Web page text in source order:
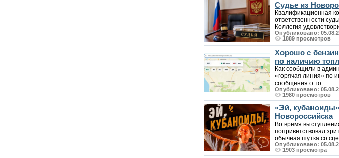
Судье из
Квалификационная
ответственности
Коллегия
Опубликовано:
1889 просмотров
Хорошо с
по наличию
Как сообщили в
«горячая линия» по
сообщения о то...
Опубликовано:
1980 просмотров
«Эй,
Новороссийска
Во время
поприветствовал
обычная шутка со
Опубликовано:
1903 просмотра